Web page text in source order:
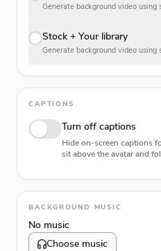
Generate background video using
Stock + Your library
Generate background video
CAPTIONS
Turn off captions
Hide on-screen captions
sit above the avatar and
Animation type
BACKGROUND MUSIC
No music
Choose music